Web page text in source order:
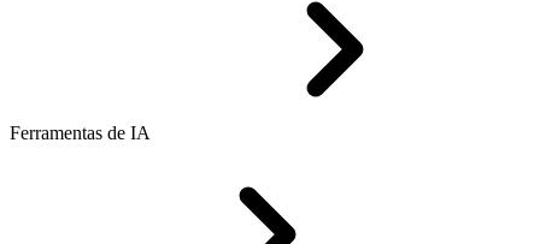
Ferramentas de IA